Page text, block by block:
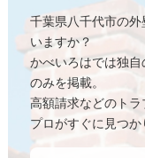
千葉県八千代市の
いますか？
かべいろはでは独
のみを掲載。
高額請求などのト
プロがすぐに見つか